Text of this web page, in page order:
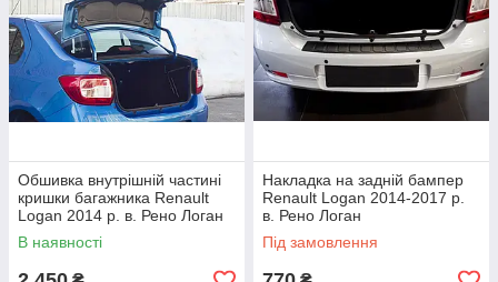
Обшивка внутрішній частині
кришки багажника Renault
Logan 2014 р. в. Рено Логан
В наявності
Накладка на задній бампер
Renault Logan 2014-2017 р.
в. Рено Логан
Під замовлення